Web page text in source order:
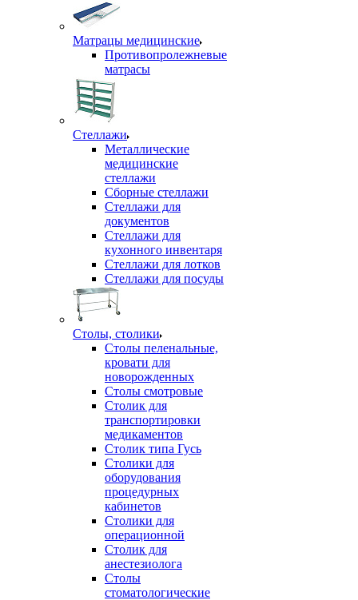
Матрацы медицинские
Противопролежневые
матрасы
Стеллажи
Металлические
медицинские
стеллажи
Сборные стеллажи
Стеллажи для
документов
Стеллажи для
кухонного инвентаря
Стеллажи для лотков
Стеллажи для посуды
Столы, столики
Столы пеленальные,
кровати для
новорожденных
Столы смотровые
Столик для
транспортировки
медикаментов
Столик типа Гусь
Столики для
оборудования
процедурных
кабинетов
Столики для
операционной
Столик для
анестезиолога
Столы
стоматологические